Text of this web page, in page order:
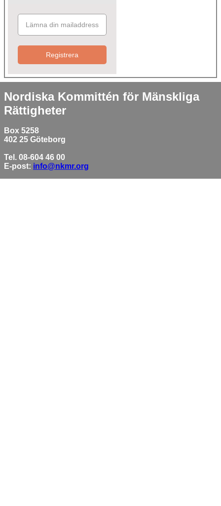
Registrera
Nordiska Kommittén för Mänskliga
Rättigheter
Box 5258
402 25 Göteborg
Tel. 08-604 46 00
E-post: info@nkmr.org